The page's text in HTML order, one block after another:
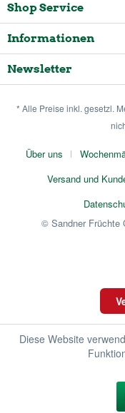
Shop Service
Informationen
Newsletter
* Alle Preise inkl. gesetzl.
Über uns
Versand und
© Sandner Früchte
Diese Website